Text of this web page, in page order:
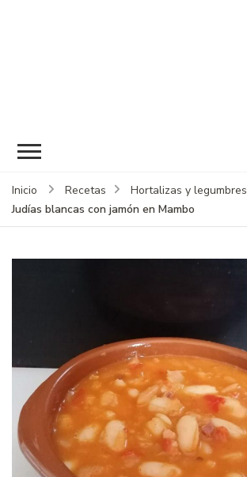
Inicio Recetas
Hortalizas y legumbres
Judías blancas con jamón en Mambo